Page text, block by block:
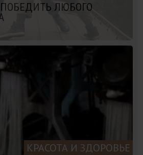
ЛЮБОГО
КРАСОТА И ЗДОРОВЬЕ